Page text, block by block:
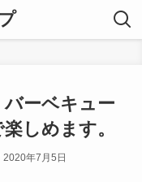
ーベキュー
しめます。
2020年7月5日